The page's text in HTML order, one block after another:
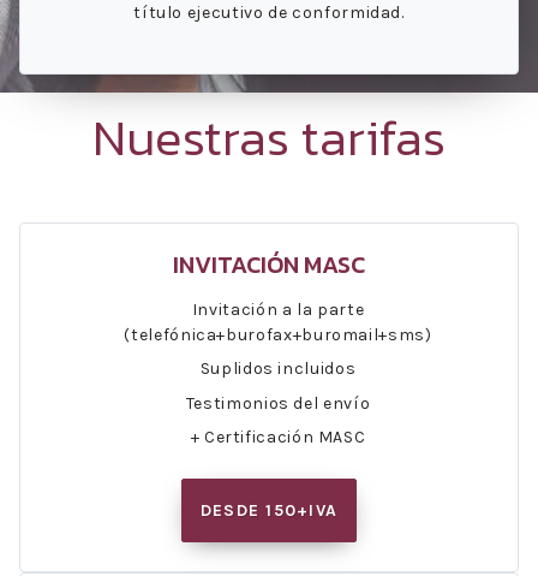
título ejecutivo de conformidad.
Nuestras tarifas
INVITACIÓN MASC
Invitación a la parte
(telefónica+burofax+buromail+sms)
Suplidos incluidos
Testimonios del envío
+ Certificación MASC
DESDE 150+IVA